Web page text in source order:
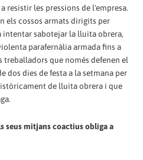
resistir les pressions de l'empresa.
els cossos armats dirigits per
intentar sabotejar la lluita obrera,
parafernàlia armada fins a
treballadors que només defenen el
dos dies de festa a la setmana per
de lluita obrera i que
seus mitjans coactius obliga a